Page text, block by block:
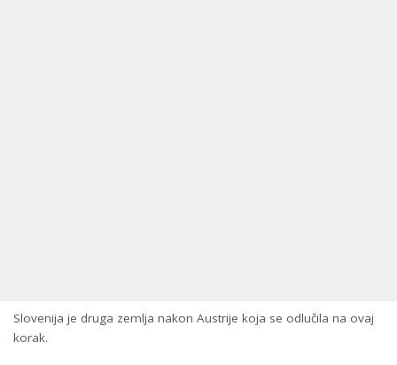
Slovenija je druga zemlja nakon Austrije koja se odlučila na ovaj
korak.